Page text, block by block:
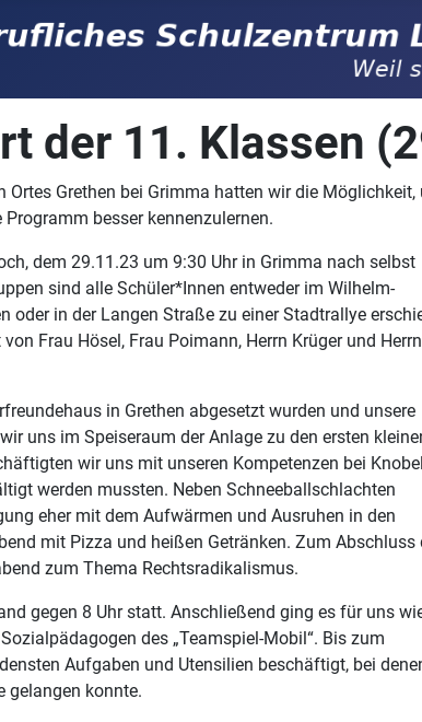
der 11. Klassen
Grethen bei Grimma hatten wir die Möglichkeit,
besser kennenzulernen.
dem 29.11.23 um 9:30 Uhr in Grimma nach selbst
sind alle Schüler*Innen entweder im Wilhelm-
oder in der Langen Straße zu einer Stadtrallye
Frau Hösel, Frau Poimann, Herrn Krüger und Herrn
in Grethen abgesetzt wurden und unsere
uns im Speiseraum der Anlage zu den ersten
wir uns mit unseren Kompetenzen bei
werden mussten. Neben Schneeballschlachten
eher mit dem Aufwärmen und Ausruhen in den
mit Pizza und heißen Getränken. Zum Abschluss
zum Thema Rechtsradikalismus.
gegen 8 Uhr statt. Anschließend ging es für uns
des „Teamspiel-Mobil“. Bis zum
Aufgaben und Utensilien beschäftigt, bei
gelangen konnte.